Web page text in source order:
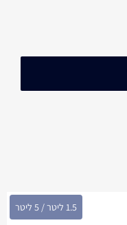
1.5 ליטר / 5 ליטר